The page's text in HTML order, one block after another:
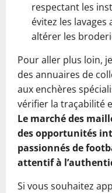
respectant les
évitez les
altérer les
Pour aller plus loin,
des annuaires de
aux enchères
vérifier la traçabilité
Le marché des
des opportunités
passionnés de
attentif à
Si vous souhaitez